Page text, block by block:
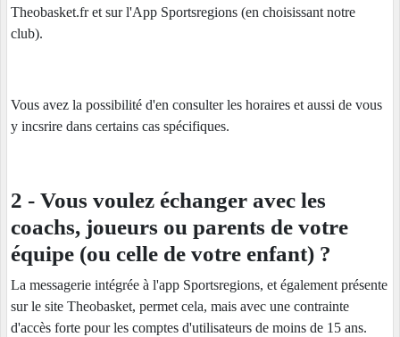
Theobasket.fr et sur l'App Sportsregions (en choisissant notre
club).
Vous avez la possibilité d'en consulter les horaires et aussi de vous
y incsrire dans certains cas spécifiques.
2 - Vous voulez échanger avec les
coachs, joueurs ou parents de votre
équipe (ou celle de votre enfant) ?
La messagerie intégrée à l'app Sportsregions, et également présente
sur le site Theobasket, permet cela, mais avec une contrainte
d'accès forte pour les comptes d'utilisateurs de moins de 15 ans.